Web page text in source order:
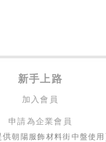
新手上路
加入會員
申請為企業會員
供朝陽服飾材料街中盤使用